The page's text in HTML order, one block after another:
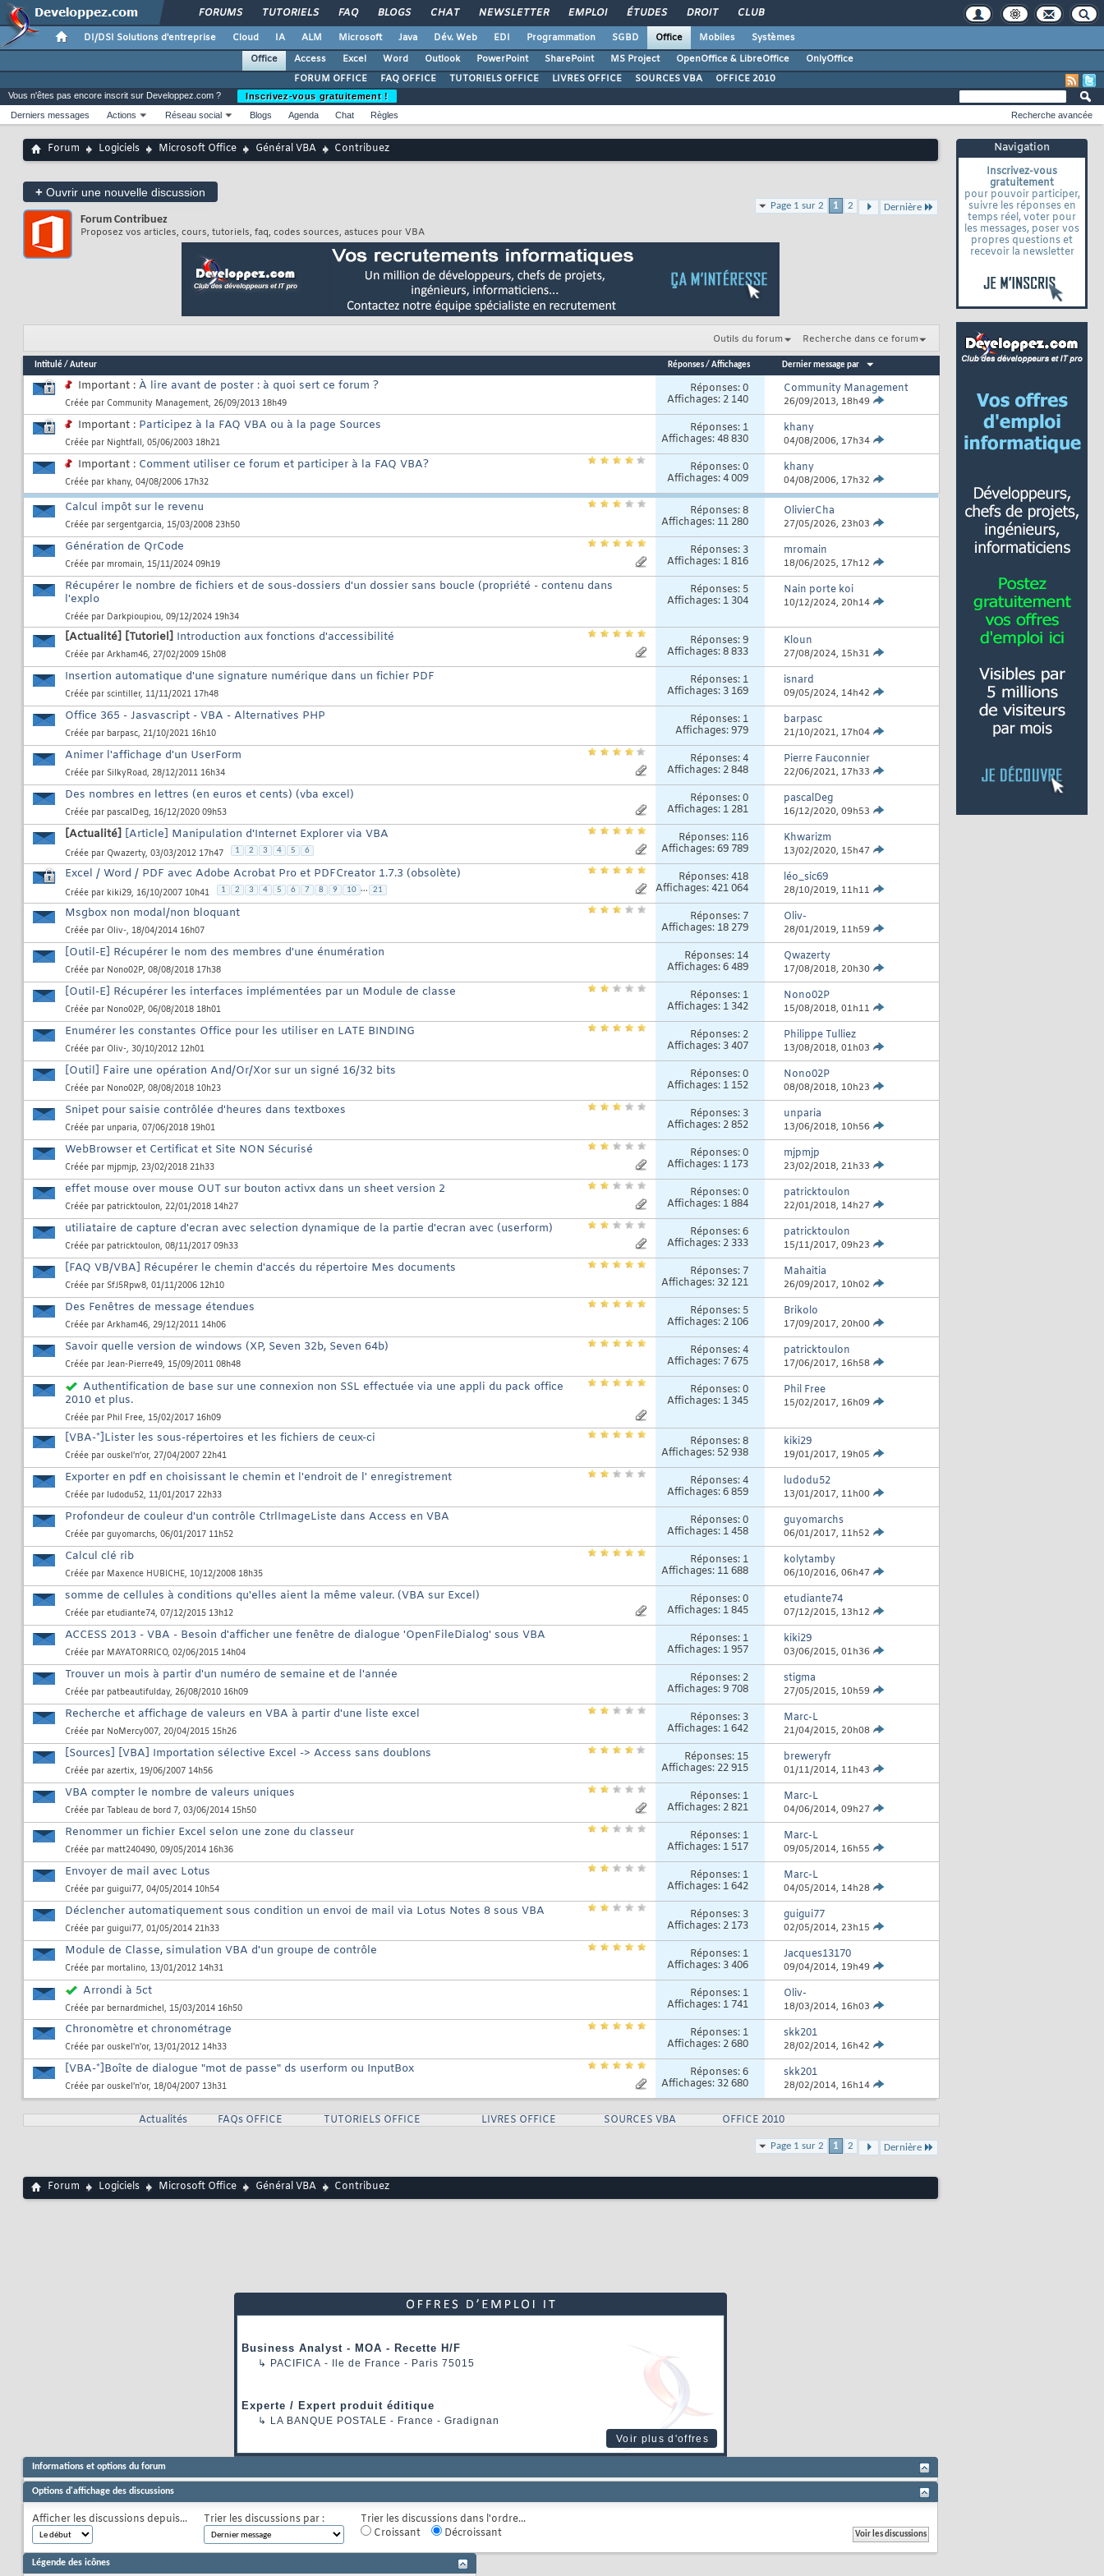
FORUMS TUTORIELS FAQ BLOGS CHAT NEWSLETTER EMPLOI ÉTUDES DROIT CLUB
DI/DSI Solutions d'entreprise Cloud IA ALM Microsoft Java Dév. Web EDI Programmation SGBD Office Mobiles
Systèmes
Office
Access Excel Word Outlook PowerPoint SharePoint MS Project OpenOffice & LibreOffice
OnlyOffice
FORUM OFFICE
FAQ OFFICE TUTORIELS OFFICE LIVRES OFFICE SOURCES VBA OFFICE 2010
Vous n'êtes pas encore inscrit sur Developpez.com ?
Inscrivez-vous gratuitement !
Derniers messages
Actions Réseau social Blogs Agenda Chat Règles Recherche avancée
Forum Logiciels Microsoft Office Général VBA Contribuez Navigation
Inscrivez-vous
gratuitement
pour pouvoir participer,
suivre les réponses en
temps réel, voter pour
les messages, poser vos
propres questions et
recevoir la newsletter
+ Ouvrir une nouvelle discussion
Page 1 sur 2 1 2 Dernière
Forum Contribuez
Proposez vos articles, cours, tutoriels, faq, codes sources, astuces pour VBA
Outils du forum Recherche dans ce forum
Intitulé/ Auteur Réponses/ Affichages Dernier message par
Important : À lire avant de poster : à quoi sert ce forum ?
Créée par Community Management, 26/09/2013 18h49
Réponses:0
Affichages: 2 140
Community Management
26/09/2013, 18h49
Important : Participez à la FAQ VBA ou à la page Sources
Créée par Nightfall, 05/06/2003 18h21
Réponses: 1
Affichages: 48 830
khany
04/08/2006, 17h34
Important : Comment utiliser ce forum et participer à la FAQ VBA?
Créée par khany, 04/08/2006 17h32
Réponses:0
Affichages: 4 009
khany
04/08/2006, 17h32
Calcul impôt sur le revenu
Créée par sergentgarcia, 15/03/2008 23h50
Réponses:8
Affichages: 11 280
OlivierCha
27/05/2026, 23h03
Génération de QrCode
Créée par mromain, 15/11/2024 09h19
Réponses: 3
Affichages: 1 816
mromain
18/06/2025, 17h12
Récupérer le nombre de fichiers et de sous-dossiers d'un dossier sans boucle (propriété - contenu dans
l'explo
Créée par Darkpioupiou, 09/12/2024 19h34
Réponses: 5
Affichages: 1 304
Nain porte koi
10/12/2024, 20h14
[Actualité] [Tutoriel] Introduction aux fonctions d'accessibilité
Créée par Arkham46, 27/02/2009 15h08
Réponses:9
Affichages: 8 833
Kloun
27/08/2024, 15h31
Insertion automatique d'une signature numérique dans un fichier PDF
Créée par scintiller, 11/11/2021 17h48
Réponses: 1
Affichages: 3 169
isnard
09/05/2024, 14h42
Office 365 - Jasvascript - VBA - Alternatives PHP
Créée par barpasc, 21/10/2021 16h10
Réponses: 1
Affichages: 979
barpasc
21/10/2021, 17h04
Animer l'affichage d'un UserForm
Créée par SilkyRoad, 28/12/2011 16h34
Réponses:4
Affichages: 2 848
Pierre Fauconnier
22/06/2021, 17h33
Des nombres en lettres (en euros et cents) (vba excel)
Créée par pascalDeg, 16/12/2020 09h53
Réponses:0
Affichages: 1 281
pascalDeg
16/12/2020, 09h53
[Actualité] [Article] Manipulation d'Internet Explorer via VBA
Créée par Qwazerty, 03/03/2012 17h47 1 2 3 4 5 6
Réponses: 116
Affichages: 69 789
Khwarizm
13/02/2020, 15h47
Excel / Word / PDF avec Adobe Acrobat Pro et PDFCreator 1.7.3 (obsolète)
Créée par kiki29, 16/10/2007 10h41 1 2 3 4 5 6 7 8 9 10 ... 21
Réponses:418
Affichages: 421 064
léo_sic69
28/10/2019, 11h11
Msgbox non modal/non bloquant
Créée par Oliv-, 18/04/2014 16h07
Réponses: 7
Affichages: 18 279
Oliv-
28/01/2019, 11h59
[Outil-E] Récupérer le nom des membres d'une énumération
Créée par Nono02P, 08/08/2018 17h38
Réponses: 14
Affichages: 6 489
Qwazerty
17/08/2018, 20h30
[Outil-E] Récupérer les interfaces implémentées par un Module de classe
Créée par Nono02P, 06/08/2018 18h01
Réponses: 1
Affichages: 1 342
Nono02P
15/08/2018, 01h11
Enumérer les constantes Office pour les utiliser en LATE BINDING
Créée par Oliv-, 30/10/2012 12h01
Réponses: 2
Affichages: 3 407
Philippe Tulliez
13/08/2018, 01h03
[Outil] Faire une opération And/Or/Xor sur un signé 16/32 bits
Créée par Nono02P, 08/08/2018 10h23
Réponses:0
Affichages: 1 152
Nono02P
08/08/2018, 10h23
Snipet pour saisie contrôlée d'heures dans textboxes
Créée par unparia, 07/06/2018 19h01
Réponses: 3
Affichages: 2 852
unparia
13/06/2018, 10h56
WebBrowser et Certificat et Site NON Sécurisé
Créée par mjpmjp, 23/02/2018 21h33
Réponses:0
Affichages: 1 173
mjpmjp
23/02/2018, 21h33
effet mouse over mouse OUT sur bouton activx dans un sheet version 2
Créée par patricktoulon, 22/01/2018 14h27
Réponses:0
Affichages: 1 884
patricktoulon
22/01/2018, 14h27
utiliataire de capture d'ecran avec selection dynamique de la partie d'ecran avec (userform)
Créée par patricktoulon, 08/11/2017 09h33
Réponses:6
Affichages: 2 333
patricktoulon
15/11/2017, 09h23
[FAQ VB/VBA] Récupérer le chemin d'accés du répertoire Mes documents
Créée par SfJ5Rpw8, 01/11/2006 12h10
Réponses: 7
Affichages: 32 121
Mahaitia
26/09/2017, 10h02
Des Fenêtres de message étendues
Créée par Arkham46, 29/12/2011 14h06
Réponses: 5
Affichages: 2 106
Brikolo
17/09/2017, 20h00
Savoir quelle version de windows (XP, Seven 32b, Seven 64b)
Créée par Jean-Pierre49, 15/09/2011 08h48
Réponses:4
Affichages: 7 675
patricktoulon
17/06/2017, 16h58
Authentification de base sur une connexion non SSL effectuée via une appli du pack office
2010 et plus.
Créée par Phil Free, 15/02/2017 16h09
Réponses:0
Affichages: 1 345
Phil Free
15/02/2017, 16h09
[VBA-*]Lister les sous-répertoires et les fichiers de ceux-ci
Créée par ouskel'n'or, 27/04/2007 22h41
Réponses:8
Affichages: 52 938
kiki29
19/01/2017, 19h05
Exporter en pdf en choisissant le chemin et l'endroit de l' enregistrement
Créée par ludodu52, 11/01/2017 22h33
Réponses:4
Affichages: 6 859
ludodu52
13/01/2017, 11h00
Profondeur de couleur d'un contrôle CtrlImageListe dans Access en VBA
Créée par guyomarchs, 06/01/2017 11h52
Réponses:0
Affichages: 1 458
guyomarchs
06/01/2017, 11h52
Calcul clé rib
Créée par Maxence HUBICHE, 10/12/2008 18h35
Réponses: 1
Affichages: 11 688
kolytamby
06/10/2016, 06h47
somme de cellules à conditions qu'elles aient la même valeur. (VBA sur Excel)
Créée par etudiante74, 07/12/2015 13h12
Réponses:0
Affichages: 1 845
etudiante74
07/12/2015, 13h12
ACCESS 2013 - VBA - Besoin d'afficher une fenêtre de dialogue 'OpenFileDialog' sous VBA
Créée par MAYATORRICO, 02/06/2015 14h04
Réponses: 1
Affichages: 1 957
kiki29
03/06/2015, 01h36
Trouver un mois à partir d'un numéro de semaine et de l'année
Créée par patbeautifulday, 26/08/2010 16h09
Réponses: 2
Affichages: 9 708
stigma
27/05/2015, 10h59
Recherche et affichage de valeurs en VBA à partir d'une liste excel
Créée par NoMercy007, 20/04/2015 15h26
Réponses: 3
Affichages: 1 642
Marc-L
21/04/2015, 20h08
[Sources] [VBA] Importation sélective Excel -> Access sans doublons
Créée par azertix, 19/06/2007 14h56
Réponses: 15
Affichages: 22 915
breweryfr
01/11/2014, 11h43
VBA compter le nombre de valeurs uniques
Créée par Tableau de bord 7, 03/06/2014 15h50
Réponses: 1
Affichages: 2 821
Marc-L
04/06/2014, 09h27
Renommer un fichier Excel selon une zone du classeur
Créée par matt240490, 09/05/2014 16h36
Réponses: 1
Affichages: 1 517
Marc-L
09/05/2014, 16h55
Envoyer de mail avec Lotus
Créée par guigui77, 04/05/2014 10h54
Réponses: 1
Affichages: 1 642
Marc-L
04/05/2014, 14h28
Déclencher automatiquement sous condition un envoi de mail via Lotus Notes 8 sous VBA
Créée par guigui77, 01/05/2014 21h33
Réponses: 3
Affichages: 2 173
guigui77
02/05/2014, 23h15
Module de Classe, simulation VBA d'un groupe de contrôle
Créée par mortalino, 13/01/2012 14h31
Réponses: 1
Affichages: 3 406
Jacques13170
09/04/2014, 19h49
Arrondi à 5ct
Créée par bernardmichel, 15/03/2014 16h50
Réponses: 1
Affichages: 1 741
Oliv-
18/03/2014, 16h03
Chronomètre et chronométrage
Créée par ouskel'n'or, 13/01/2012 14h33
Réponses: 1
Affichages: 2 680
skk201
28/02/2014, 16h42
[VBA-*]Boîte de dialogue "mot de passe" ds userform ou InputBox
Créée par ouskel'n'or, 18/04/2007 13h31
Réponses:6
Affichages: 32 680
skk201
28/02/2014, 16h14
Actualités FAQs OFFICE TUTORIELS OFFICE LIVRES OFFICE SOURCES VBA OFFICE 2010
Page 1 sur 2 1 2 Dernière
Forum Logiciels Microsoft Office Général VBA Contribuez
Business Analyst - MOA - Recette H/F
↳ PACIFICA - Ile de France - Paris 75015
Experte / Expert produit éditique
↳ LA BANQUE POSTALE - France - Gradignan
Voir plus d'offres
Informations et options du forum
Options d'affichage des discussions
Afficher les discussions depuis... Trier les discussions par :
Trier les discussions dans l'ordre...
Croissant
Décroissant
Légende des icônes